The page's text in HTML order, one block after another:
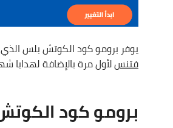
يوفر برومو كود الكوتش بلس
فتنسلأول مرة بالإضافة
برومو كود